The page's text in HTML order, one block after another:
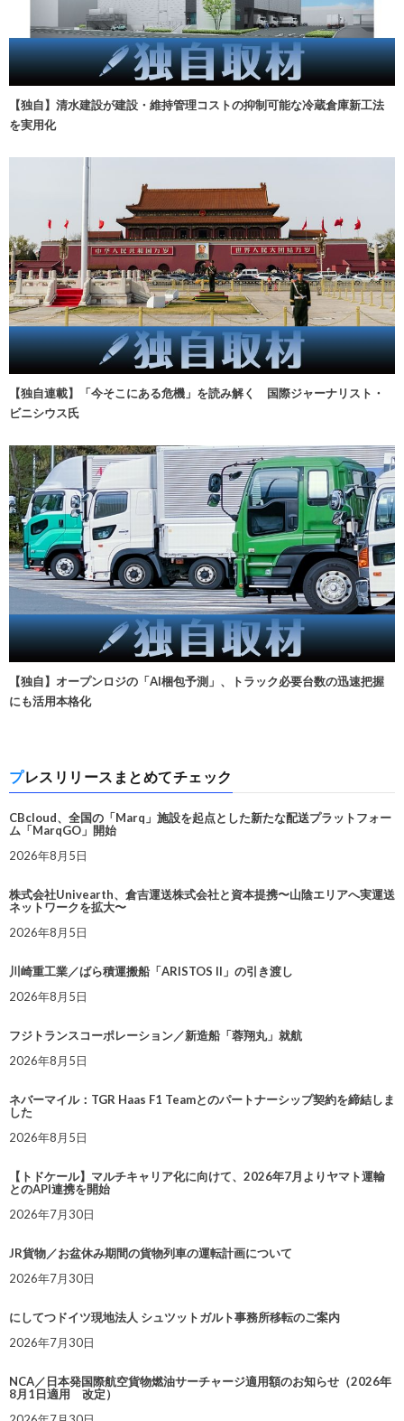
【独自】清水建設が建設・維持管理コストの抑制可能な冷蔵倉庫新工法
を実用化
【独自連載】「今そこにある危機」を読み解く 国際ジャーナリスト・
ビニシウス氏
【独自】オープンロジの「AI梱包予測」、トラック必要台数の迅速把握
にも活用本格化
プレスリリースまとめてチェック
CBcloud、全国の「Marq」施設を起点とした新たな配送プラットフォー
ム「MarqGO」開始
2026年8月5日
株式会社Univearth、倉吉運送株式会社と資本提携〜山陰エリアへ実運送
ネットワークを拡大〜
2026年8月5日
川崎重工業／ばら積運搬船「ARISTOS II」の引き渡し
2026年8月5日
フジトランスコーポレーション／新造船「蓉翔丸」就航
2026年8月5日
ネバーマイル：TGR Haas F1 Teamとのパートナーシップ契約を締結しま
した
2026年8月5日
【トドケール】マルチキャリア化に向けて、2026年7月よりヤマト運輸
とのAPI連携を開始
2026年7月30日
JR貨物／お盆休み期間の貨物列車の運転計画について
2026年7月30日
にしてつドイツ現地法人 シュツットガルト事務所移転のご案内
2026年7月30日
NCA／日本発国際航空貨物燃油サーチャージ適用額のお知らせ（2026年
8月1日適用 改定）